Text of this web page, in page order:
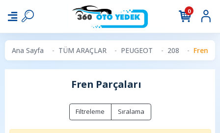
0
Ana Sayfa TÜM ARAÇLAR PEUGEOT 208 Fren
Fren Parçaları
Filtreleme Sıralama